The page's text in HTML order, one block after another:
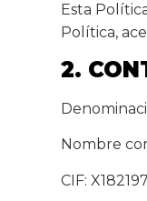
Esta
Política,
2.
Nombre
CIF: